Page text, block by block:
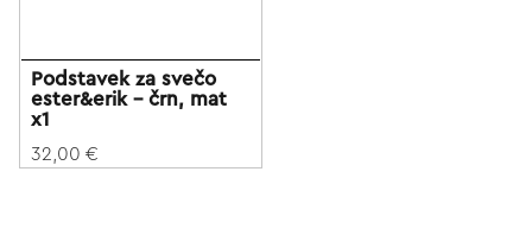
Podstavek za svečo
ester&erik - črn, mat
x1
32,00 €